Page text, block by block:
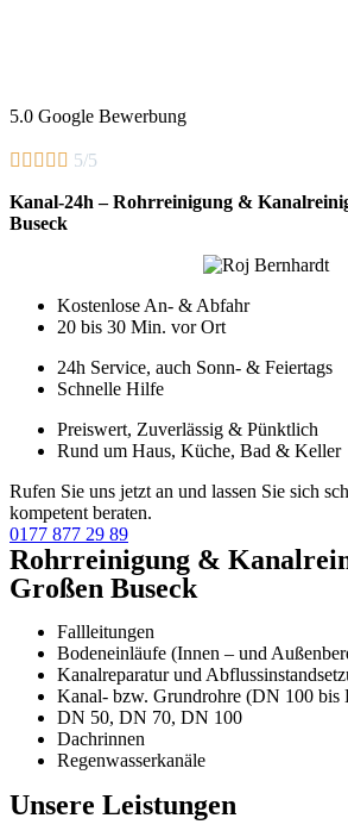
5.0 Google Bewerbung
     5/5
Kanal-24h – Rohrreinigung &
Buseck
Kostenlose An- & Abfahr
20 bis 30 Min. vor Ort
24h Service, auch Sonn- & Feiertags
Schnelle Hilfe
Preiswert, Zuverlässig & Pünktlich
Rund um Haus, Küche, Bad & Keller
Rufen Sie uns jetzt an und lassen Sie sich
kompetent beraten.
0177 877 29 89
Rohrreinigung &
Großen Buseck
Fallleitungen
Bodeneinläufe (Innen – und
Kanalreparatur und
Kanal- bzw. Grundrohre (DN 100 bis
DN 50, DN 70, DN 100
Dachrinnen
Regenwasserkanäle
Unsere Leistungen